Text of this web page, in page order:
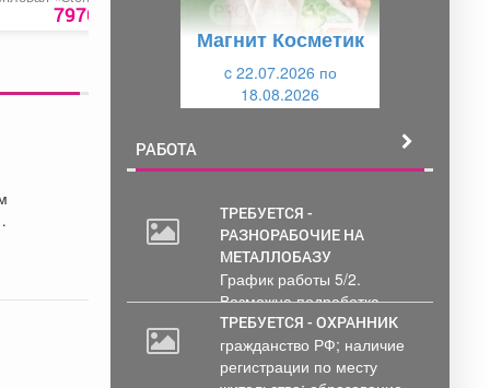
7970 руб. BHDP-10»22990 руб. водоснабжения до
диаметра 20 - 25 мм
Магнит Косметик
c 22.07.2026 по
18.08.2026
РАБОТА
ТРЕБУЕТСЯ -
РАЗНОРАБОЧИЕ НА
МЕТАЛЛОБАЗУ
График работы 5/2.
Возможна подработка..
ТРЕБУЕТСЯ - ОХРАННИК
гражданство РФ; наличие
регистрации по месту